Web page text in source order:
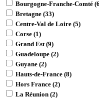
Bourgogne-Franche-Comté (6
Bretagne (33)
Centre-Val de Loire (5)
Corse (1)
Grand Est(9)
Guadeloupe (2)
Guyane (2)
Hauts-de-France (8)
Hors France (2)
La Réunion (2)